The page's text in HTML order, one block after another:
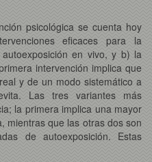
psicológica se cuenta hoy
eficaces para la
en vivo, y b) la
intervención implica que
y de un modo sistemático a
Las tres variantes más
la primera implica una mayor
mientras que las otras dos son
de autoexposición. Estas